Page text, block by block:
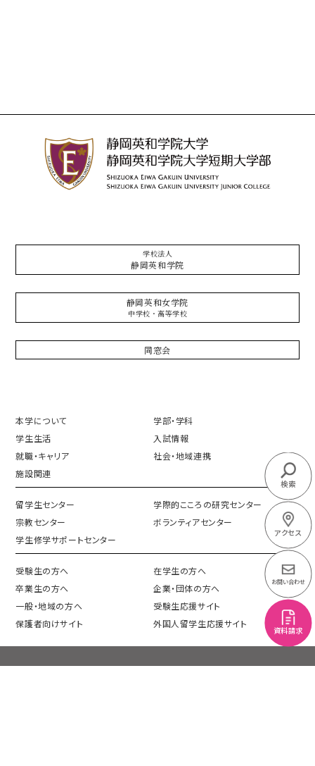
検索
アクセス
お問い合わせ
資料請求
学校法人
静岡英和学院
静岡英和女学院
中学校・高等学校
同窓会
本学について
学部・学科
学生生活
入試情報
就職・キャリア
社会・地域連携
施設関連
留学生センター
学際的こころの研究センター
宗教センター
ボランティアセンター
学生修学サポートセンター
受験生の方へ
在学生の方へ
卒業生の方へ
企業・団体の方へ
一般・地域の方へ
受験生応援サイト
保護者向けサイト
外国人留学生応援サイト